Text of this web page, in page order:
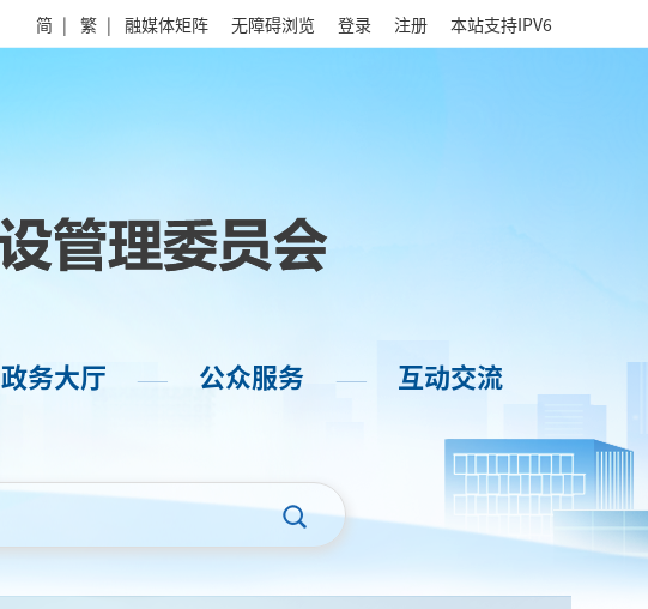
简 | 繁 | 融媒体矩阵 无障碍浏览 登录 注册 本站支持IPV6
政务大厅 —— 公众服务 —— 互动交流